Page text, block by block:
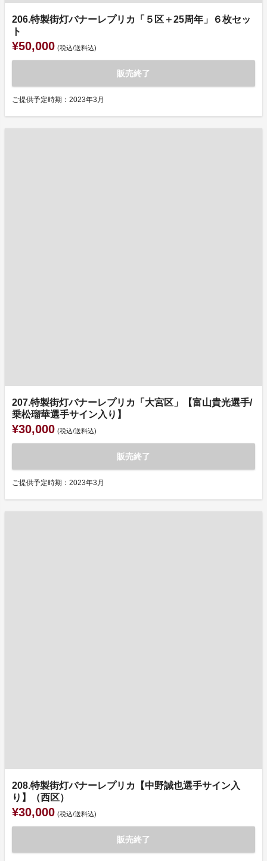
206.特製街灯バナーレプリカ「５区＋25周年」６枚セッ
ト
¥50,000 (税込/送料込)
販売終了
ご提供予定時期：2023年3月
207.特製街灯バナーレプリカ「大宮区」【富山貴光選手/
乗松瑠華選手サイン入り】
¥30,000 (税込/送料込)
販売終了
ご提供予定時期：2023年3月
208.特製街灯バナーレプリカ【中野誠也選手サイン入
り】（西区）
¥30,000 (税込/送料込)
販売終了